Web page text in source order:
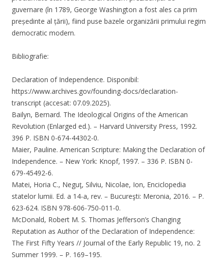
guvernare (în 1789, George Washington a fost ales ca prim
președinte al țării), fiind puse bazele organizării primului regim
democratic modern.
Bibliografie:
Declaration of Independence. Disponibil:
https://www.archives.gov/founding-docs/declaration-
transcript (accesat: 07.09.2025).
Bailyn, Bernard. The Ideological Origins of the American
Revolution (Enlarged ed.). – Harvard University Press, 1992.
396 P. ISBN 0-674-44302-0.
Maier, Pauline. American Scripture: Making the Declaration of
Independence. – New York: Knopf, 1997. – 336 P. ISBN 0-
679-45492-6.
Matei, Horia C., Neguţ, Silviu, Nicolae, Ion, Enciclopedia
statelor lumii. Ed. a 14-a, rev. – Bucureşti: Meronia, 2016. – P.
623-624. ISBN 978-606-750-011-0.
McDonald, Robert M. S. Thomas Jefferson’s Changing
Reputation as Author of the Declaration of Independence:
The First Fifty Years // Journal of the Early Republic 19, no. 2
Summer 1999. – P. 169–195.